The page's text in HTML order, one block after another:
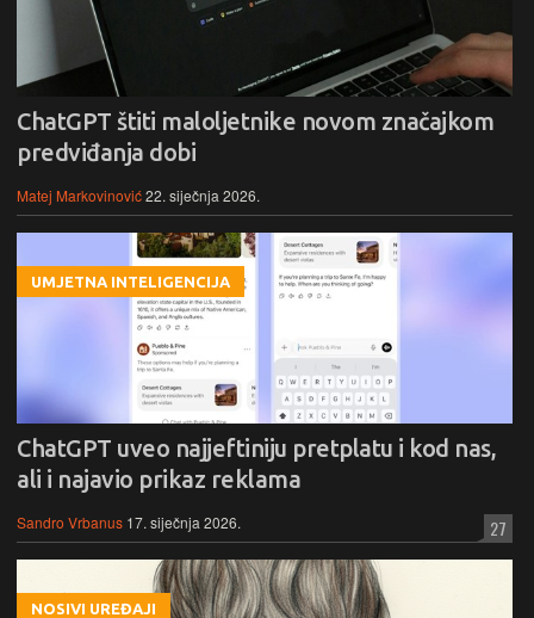
ChatGPT štiti maloljetnike novom značajkom
predviđanja dobi
Matej Markovinović22. siječnja 2026.
UMJETNA INTELIGENCIJA
ChatGPT uveo najjeftiniju pretplatu i kod nas,
ali i najavio prikaz reklama
Sandro Vrbanus 17. siječnja 2026. 27
NOSIVI UREĐAJI